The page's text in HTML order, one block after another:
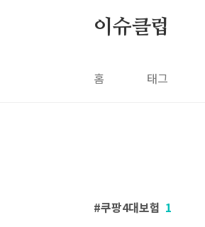
이슈클럽
홈 태그
쿠팡4대보험 1